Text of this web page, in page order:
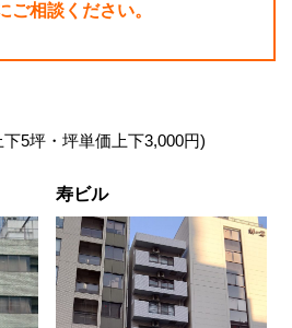
ご相談ください。
下5坪・坪単価上下3,000円)